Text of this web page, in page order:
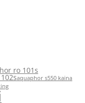
ro 101s
aquaphor s550 kaina